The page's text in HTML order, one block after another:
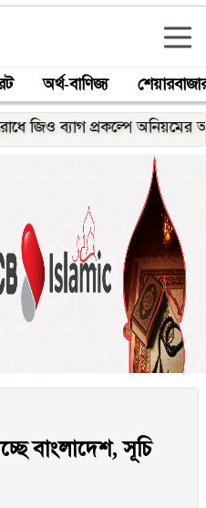
অর্থ-বাণিজ্য
প্রকল্পে অনিয়মের অভিযোগ,
বাংলাদেশ, সূচি